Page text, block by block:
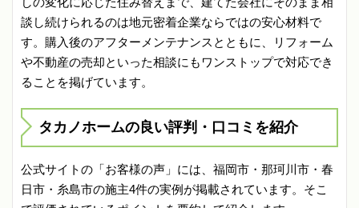
談し続けられるのは地元密着企業ならではの安心材料で
す。購入後のアフターメンテナンスとともに、リフォーム
や不動産の売却といった相談にもワンストップで対応でき
ることを掲げています。
タカノホームの良い評判・口コミを紹介
公式サイトの「お客様の声」には、福岡市・那珂川市・春
日市・糸島市の施主4件の実例が掲載されています。そこ